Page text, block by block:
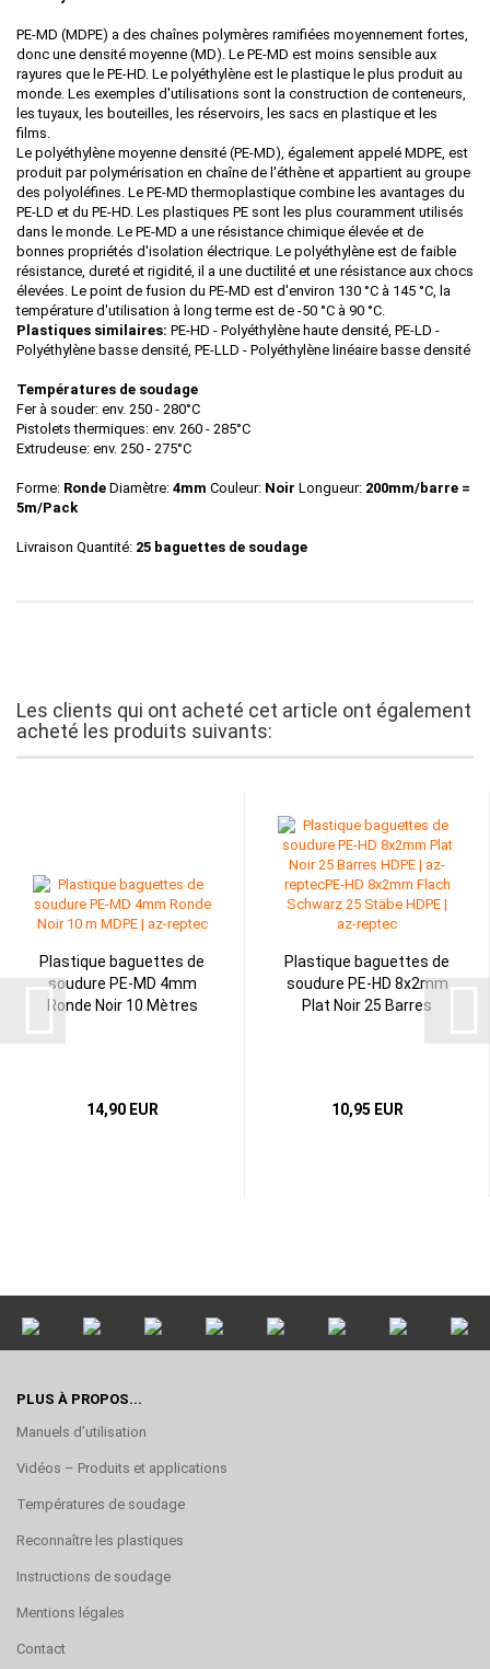
PE-MD (MDPE) a des chaînes polymères ramifiées moyennement fortes,
donc une densité moyenne (MD). Le PE-MD est moins sensible aux
rayures que le PE-HD. Le polyéthylène est le plastique le plus produit au
monde. Les exemples d'utilisations sont la construction de conteneurs,
les tuyaux, les bouteilles, les réservoirs, les sacs en plastique et les
films.
Le polyéthylène moyenne densité (PE-MD), également appelé MDPE, est
produit par polymérisation en chaîne de l'éthène et appartient au groupe
des polyoléfines. Le PE-MD thermoplastique combine les avantages du
PE-LD et du PE-HD. Les plastiques PE sont les plus couramment utilisés
dans le monde. Le PE-MD a une résistance chimique élevée et de
bonnes propriétés d'isolation électrique. Le polyéthylène est de faible
résistance, dureté et rigidité, il a une ductilité et une résistance aux chocs
élevées. Le point de fusion du PE-MD est d'environ 130 °C à 145 °C, la
température d'utilisation à long terme est de -50 °C à 90 °C.
Plastiques similaires: PE-HD - Polyéthylène haute densité, PE-LD -
Polyéthylène basse densité, PE-LLD - Polyéthylène linéaire basse densité
Températures de soudage
Fer à souder: env. 250 - 280°C
Pistolets thermiques: env. 260 - 285°C
Extrudeuse: env. 250 - 275°C
Forme: Ronde Diamètre: 4mm Couleur: Noir Longueur: 200mm/barre =
5m/Pack
Livraison Quantité: 25 baguettes de soudage
Les clients qui ont acheté cet article ont également
acheté les produits suivants:
Plastique baguettes de
soudure PE-MD 4mm
Ronde Noir 10 Mètres
14,90 EUR
Plastique baguettes de
soudure PE-HD 8x2mm
Plat Noir 25 Barres
10,95 EUR
PLUS À PROPOS...
Manuels d’utilisation
Vidéos – Produits et applications
Températures de soudage
Reconnaître les plastiques
Instructions de soudage
Mentions légales
Contact